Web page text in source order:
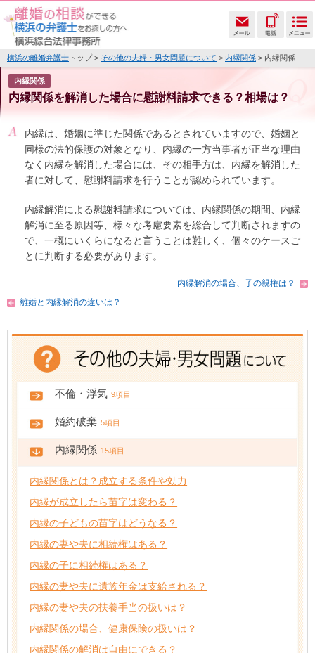
横浜の離婚弁護士 トップ > その他の夫婦・男女問題について > 内縁関係 > 内縁関係を解消した場合に慰謝料請求できる？相場は？
内縁関係
内縁関係を解消した場合に慰謝料請求できる？相場は？
内縁は、婚姻に準じた関係であるとされていますので、婚姻と
同様の法的保護の対象となり、内縁の一方当事者が正当な理由
なく内縁を解消した場合には、その相手方は、内縁を解消した
者に対して、慰謝料請求を行うことが認められています。
内縁解消による慰謝料請求については、内縁関係の期間、内縁
解消に至る原因等、様々な考慮要素を総合して判断されますの
で、一概にいくらになると言うことは難しく、個々のケースご
とに判断する必要があります。
内縁解消の場合、子の親権は？
離婚と内縁解消の違いは？
不倫・浮気 9項目
婚約破棄 5項目
内縁関係 15項目
内縁関係とは？成立する条件や効力
内縁が成立したら苗字は変わる？
内縁の子どもの苗字はどうなる？
内縁の妻や夫に相続権はある？
内縁の子に相続権はある？
内縁の妻や夫に遺族年金は支給される？
内縁の妻や夫の扶養手当の扱いは？
内縁関係の場合、健康保険の扱いは？
内縁関係の解消は自由にできる？